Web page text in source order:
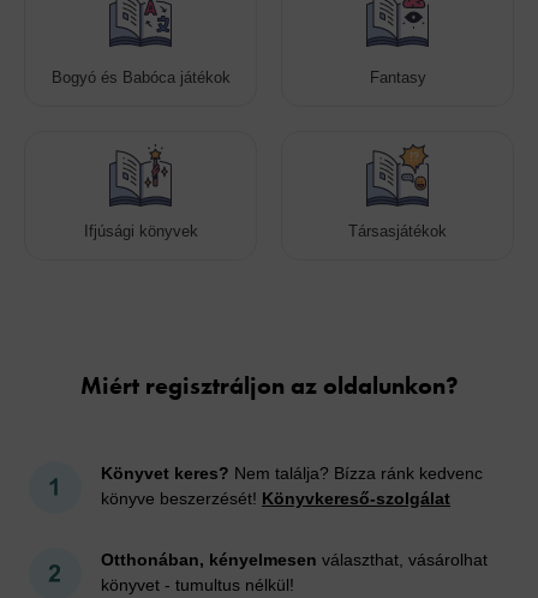
Bogyó és Babóca játékok Fantasy
Ifjúsági könyvek Társasjátékok
Miért regisztráljon az oldalunkon?
Könyvet keres? Nem találja? Bízza ránk kedvenc
könyve beszerzését! Könyvkereső-szolgálat
Otthonában, kényelmesen választhat, vásárolhat
könyvet - tumultus nélkül!